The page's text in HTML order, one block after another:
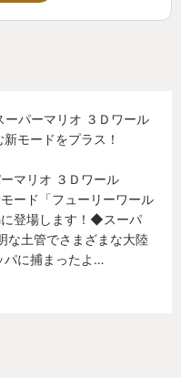
ーパーマリオ ３Ｄワール
モードをプラス！
マリオ ３Ｄワール
ード「フューリーワール
登場します！◆スーパ
な土管でさまざまな大陸
パに捕まったよ…